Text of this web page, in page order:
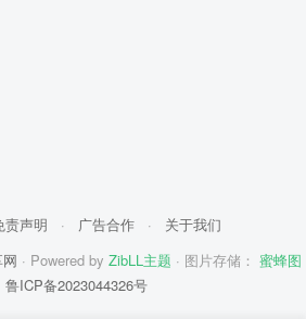
责声明 · 广告合作 ·
关于我们
· Powered by ZibLL主题 · 图片存储： 蜜蜂图
鲁ICP备2023044326号